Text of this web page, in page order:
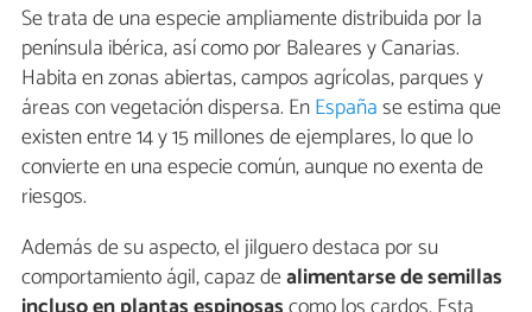
Se trata de una especie ampliamente distribuida por la
península ibérica, así como por Baleares y Canarias.
Habita en zonas abiertas, campos agrícolas, parques y
áreas con vegetación dispersa. EnEspañase estima que
existen entre 14 y 15 millones de ejemplares, lo que lo
convierte en una especie común, aunque no exenta de
riesgos.
Además de su aspecto, el jilguero destaca por su
comportamiento ágil, capaz dealimentarse de semillas